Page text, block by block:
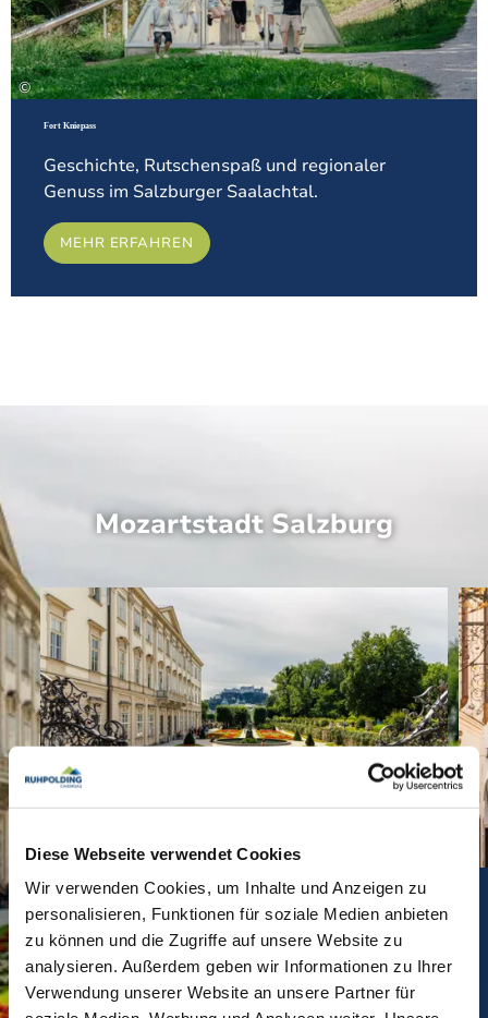
Diese Webseite verwendet Cookies
Wir verwenden Cookies, um Inhalte und Anzeigen zu
personalisieren, Funktionen für soziale Medien anbieten
zu können und die Zugriffe auf unsere Website zu
analysieren. Außerdem geben wir Informationen zu Ihrer
Verwendung unserer Website an unsere Partner für
©
Fort Kniepass
Geschichte, Rutschenspaß und regionaler
Genuss im Salzburger Saalachtal.
MEHR ERFAHREN
Mozartstadt Salzburg
©
Bequem nach Salzburg – stressfrei mit dem Salzburg Express!
Starte entspannt in Deinen Tagesausflug:
Der Salzburg Express bringt Dich jeden
Dienstag und Donnerstag bequem von
Ruhpolding in die Mozartstadt. Genieße
Mehr